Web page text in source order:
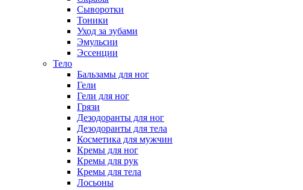
Сыворотки
Тоники
Уход за зубами
Эмульсии
Эссенции
Тело
Бальзамы для ног
Гели
Гели для ног
Грязи
Дезодоранты для ног
Дезодоранты для тела
Косметика для мужчин
Кремы для ног
Кремы для рук
Кремы для тела
Лосьоны